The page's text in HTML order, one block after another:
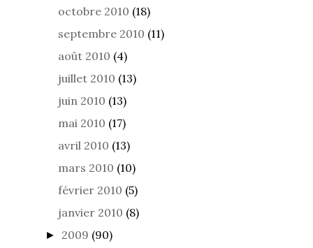
octobre 2010 (18)
septembre 2010 (11)
août 2010 (4)
juillet 2010 (13)
juin 2010 (13)
mai 2010 (17)
avril 2010 (13)
mars 2010 (10)
février 2010 (5)
janvier 2010 (8)
► 2009 (90)